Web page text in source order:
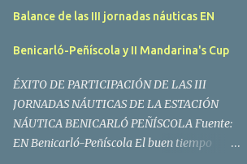
Balance de las III jornadas náuticas EN
Benicarló-Peñíscola y II Mandarina's Cup
ÉXITO DE PARTICIPACIÓN DE LAS III
JORNADAS NÁUTICAS DE LA ESTACIÓN
NÁUTICA BENICARLÓ PEÑÍSCOLA Fuente:
EN Benicarló-Peñíscola El buen tiempo